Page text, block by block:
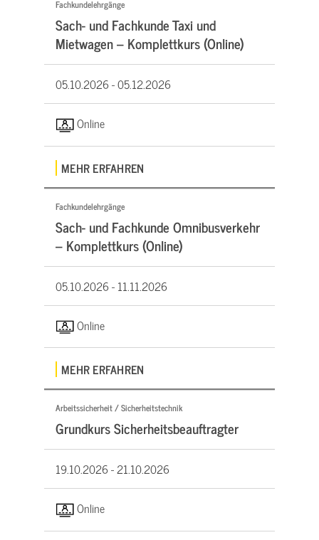
Fachkundelehrgänge
Sach- und Fachkunde Taxi und
Mietwagen – Komplettkurs (Online)
05.10.2026 -05.12.2026
Online
MEHR ERFAHREN
Fachkundelehrgänge
Sach- und Fachkunde Omnibusverkehr
– Komplettkurs (Online)
05.10.2026 -11.11.2026
Online
MEHR ERFAHREN
Arbeitssicherheit / Sicherheitstechnik
Grundkurs Sicherheitsbeauftragter
19.10.2026 -21.10.2026
Online